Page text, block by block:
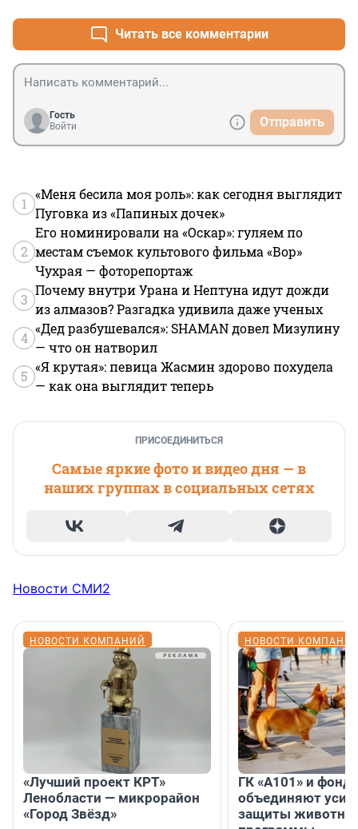
Читать все комментарии
Гость
Войти
Отправить
1
«Меня бесила моя роль»: как сегодня выглядит
Пуговка из «Папиных дочек»
2
Его номинировали на «Оскар»: гуляем по
местам съемок культового фильма «Вор»
Чухрая — фоторепортаж
3
Почему внутри Урана и Нептуна идут дожди
из алмазов? Разгадка удивила даже ученых
4
«Дед разбушевался»: SHAMAN довел Мизулину
— что он натворил
5
«Я крутая»: певица Жасмин здорово похудела
— как она выглядит теперь
ПРИСОЕДИНИТЬСЯ
Самые яркие фото и видео дня — в
наших группах в социальных сетях
Новости СМИ2
НОВОСТИ КОМПАНИЙ
«Лучший проект КРТ»
Ленобласти — микрорайон
«Город Звёзд»
НОВОСТИ
ГК «А101» и фонд
объединяют
защиты